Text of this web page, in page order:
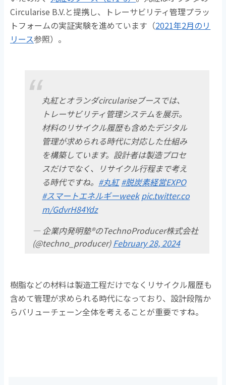
Circularise B.V.と提携し、トレーサビリティ管理プラッ
トフォームの実証実験を進めています（2021年2月のリ
リース参照）。
丸紅とオランダcirculariseブースでは、
トレーサビリティ管理システムを展示。
材料のリサイクル履歴も含めたデジタル
管理が求められる時代に対応した仕組み
を構築しています。設計者は製造プロセ
スだけでなく、リサイクル行程まで考え
る時代ですね。 #丸紅 #脱炭素経営EXPO
#スマートエネルギーweek pic.twitter.co
m/GdvrH84Ydz
— 企業内発明塾®のTechnoProducer株式会社
(@techno_producer)February 28, 2024
樹脂などの材料は製造工程だけでなくリサイクル履歴も
含めて管理が求められる時代になっており、設計段階か
らバリューチェーン全体を考えることが重要ですね。